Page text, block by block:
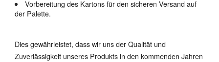
Vorbereitung des Kartons für den sicheren Versand auf
der Palette.
Dies gewährleistet, dass wir uns der Qualität und
Zuverlässigkeit unseres Produkts in den kommenden Jahren